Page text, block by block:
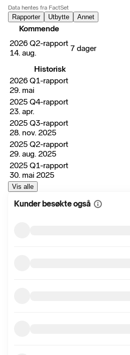
Data hentes fra FactSet
Rapporter Utbytte Annet
Kommende
2026 Q2-rapport
14. aug.
7 dager
Historisk
2026 Q1-rapport
29. mai
2025 Q4-rapport
23. apr.
2025 Q3-rapport
28. nov. 2025
2025 Q2-rapport
29. aug. 2025
2025 Q1-rapport
30. mai 2025
Vis alle
Kunder besøkte også Vis